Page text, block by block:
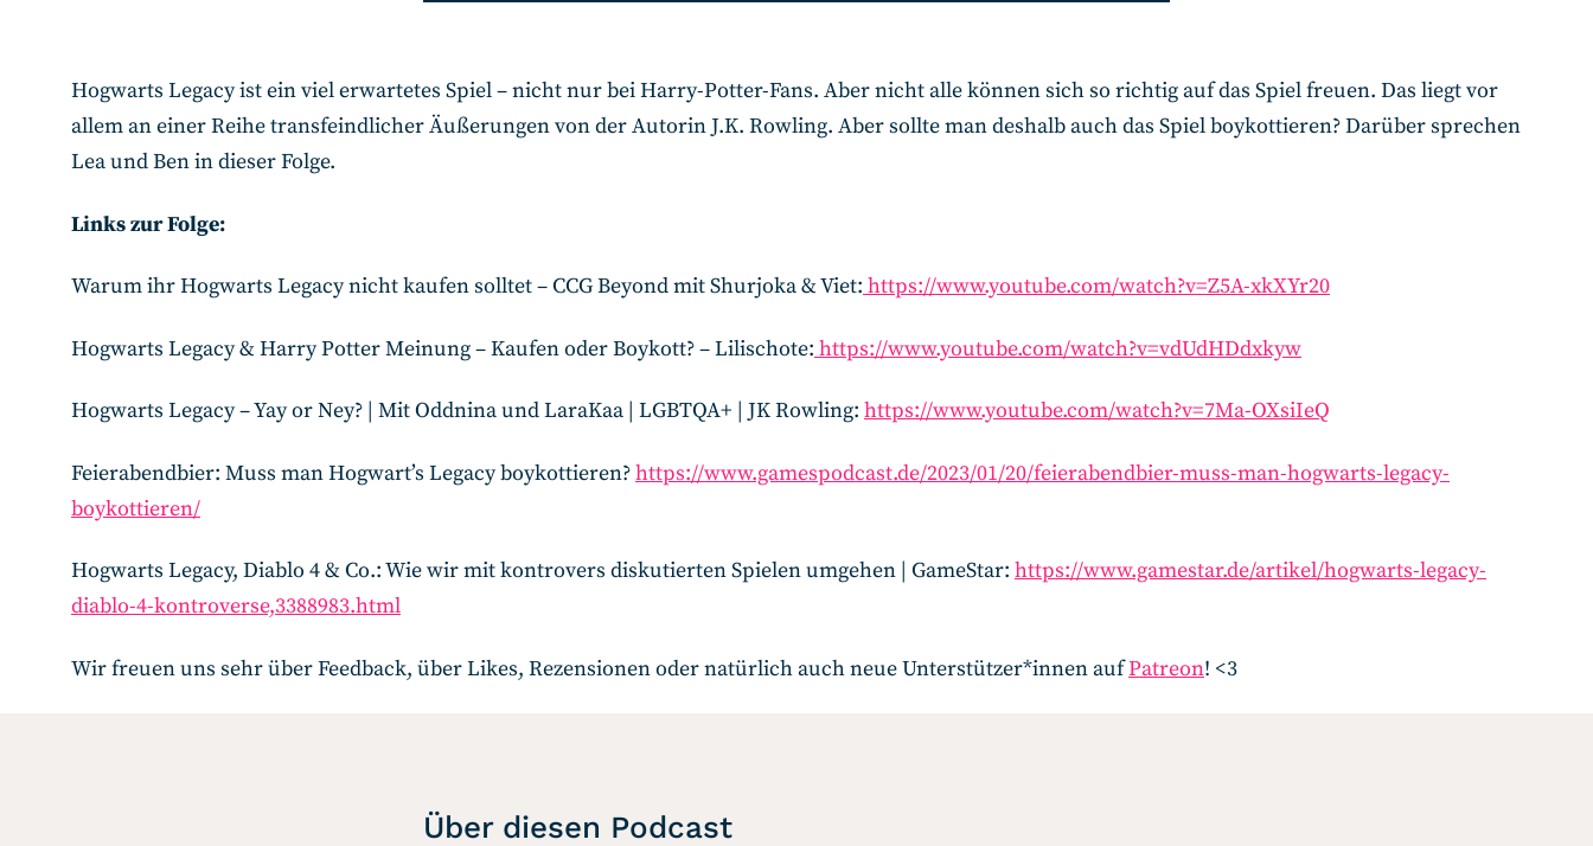
Hogwarts Legacy ist ein viel erwartetes Spiel – nicht nur bei Harry-Potter-Fans. Aber nicht alle können sich so richtig auf das Spiel freuen. Das liegt vor
allem an einer Reihe transfeindlicher Äußerungen von der Autorin J.K. Rowling. Aber sollte man deshalb auch das Spiel boykottieren? Darüber sprechen
Lea und Ben in dieser Folge.
Links zur Folge:
Warum ihr Hogwarts Legacy nicht kaufen solltet – CCG Beyond mit Shurjoka & Viet: https://www.youtube.com/watch?v=Z5A-xkXYr20
Hogwarts Legacy & Harry Potter Meinung – Kaufen oder Boykott? – Lilischote: https://www.youtube.com/watch?v=vdUdHDdxkyw
Hogwarts Legacy – Yay or Ney? | Mit Oddnina und LaraKaa | LGBTQA+ | JK Rowling: https://www.youtube.com/watch?v=7Ma-OXsiIeQ
Feierabendbier: Muss man Hogwart’s Legacy boykottieren?https://www.gamespodcast.de/2023/01/20/feierabendbier-muss-man-hogwarts-legacy-
boykottieren/
Hogwarts Legacy, Diablo 4 & Co.: Wie wir mit kontrovers diskutierten Spielen umgehen | GameStar: https://www.gamestar.de/artikel/hogwarts-legacy-
diablo-4-kontroverse,3388983.html
Wir freuen uns sehr über Feedback, über Likes, Rezensionen oder natürlich auch neue Unterstützer*innen aufPatreon! <3
Über diesen Podcast